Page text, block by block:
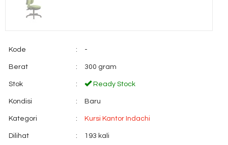
Kode : -
Berat : 300 gram
Stok : Ready Stock
Kondisi : Baru
Kategori : Kursi Kantor Indachi
Dilihat : 193 kali